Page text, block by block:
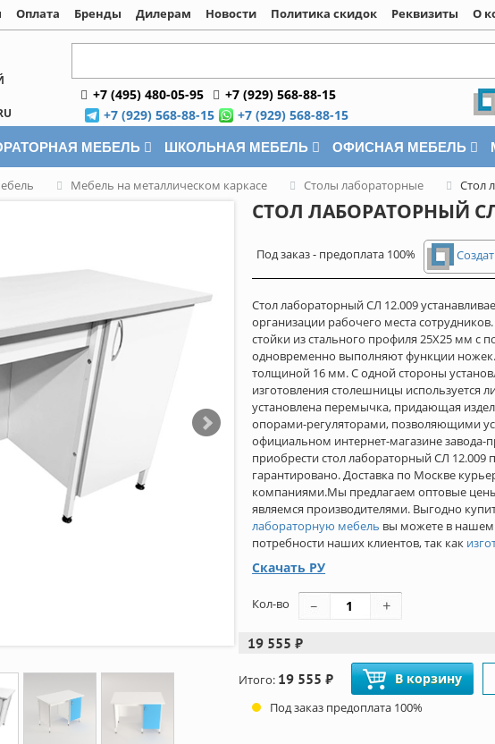
Оплата Бренды Дилерам Новости Политика скидок Реквизиты
О
+7 (495) 480-05-95
+7 (929) 568-88-15
+7 (929) 568-88-15
+7 (929) 568-88-15
МЕБЕЛЬ ШКОЛЬНАЯ МЕБЕЛЬ ОФИСНАЯ МЕБЕЛЬ
Мебель на металлическом каркасе Столы лабораторные Стол
СТОЛ ЛАБОРАТОРНЫЙ
Под заказ - предоплата 100%
Стол лабораторный СЛ 12.009
организации рабочего места
стойки из стального профиля 25Х25 мм с
одновременно выполняют функции
толщиной 16 мм. С одной стороны
изготовления столешницы
установлена перемычка, придающая
опорами-регуляторами, позволяющими
официальном интернет-магазине завода-
приобрести стол лабораторный СЛ 12.009
гарантировано. Доставка по Москве
компаниями.Мы предлагаем оптовые
являемся производителями. Выгодно
лабораторную мебель вы можете в
потребности наших клиентов, так как
Скачать РУ
Кол-во
19 555 ₽
Итого: 19 555 ₽ В корзину
Под заказ предоплата 100%